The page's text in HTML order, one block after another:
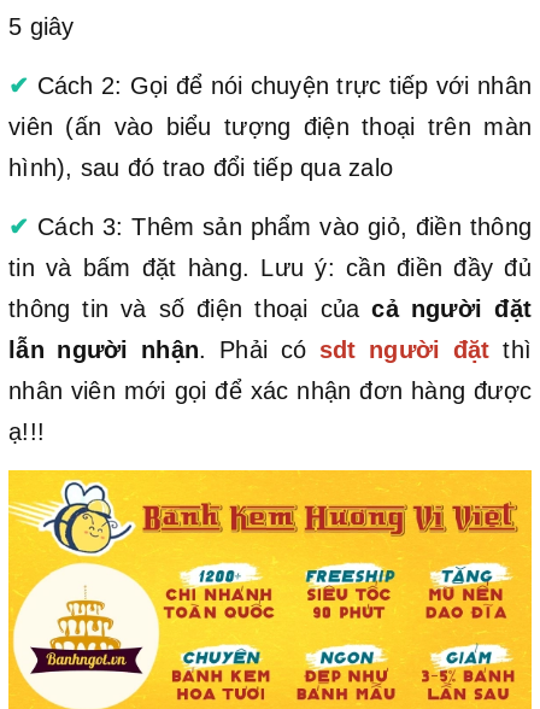
5 giây
✔ Cách 2: Gọi để nói chuyện trực tiếp với nhân
viên (ấn vào biểu tượng điện thoại trên màn
hình), sau đó trao đổi tiếp qua zalo
✔ Cách 3: Thêm sản phẩm vào giỏ, điền thông
tin và bấm đặt hàng. Lưu ý: cần điền đầy đủ
thông tin và số điện thoại củacả người đặt
lẫn người nhận. Phải có sdt người đặt thì
nhân viên mới gọi để xác nhận đơn hàng được
ạ!!!